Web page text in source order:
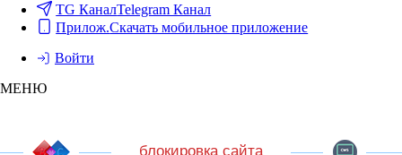
TG КаналTelegram Канал
Прилож.Скачать мобильное приложение
Войти
МЕНЮ
блокировка сайта